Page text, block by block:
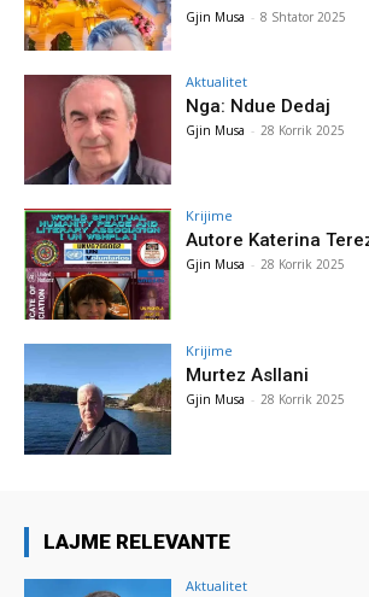
Gjin Musa - 8 Shtator 2025
Aktualitet
Nga: Ndue Dedaj
Gjin Musa - 28 Korrik 2025
Krijime
Autore Katerina
Gjin Musa - 28 Korrik 2025
Krijime
Murtez Asllani
Gjin Musa - 28 Korrik 2025
LAJME RELEVANTE
Aktualitet